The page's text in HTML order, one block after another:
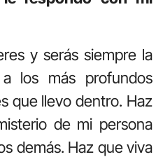
y serás siempre la
los más profundos
que llevo dentro. Haz
de mi persona
demás. Haz que viva